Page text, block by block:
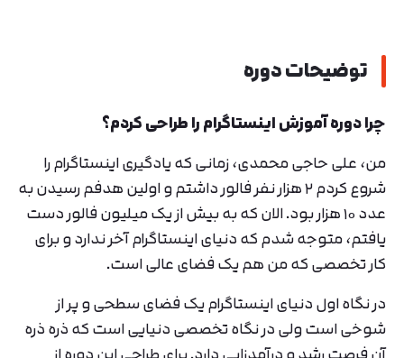
توضیحات دوره
چرا دوره آموزش اینستاگرام را طراحی کردم؟
من، علی حاجی محمدی، زمانی که یادگیری اینستاگرام را
شروع کردم ۲ هزار نفر فالور داشتم و اولین هدفم رسیدن به
عدد ۱۰ هزار بود. الان که به بیش از یک میلیون فالور دست
یافتم، متوجه شدم که دنیای اینستاگرام آخر ندارد و برای
کار تخصصی که من هم یک فضای عالی است.
در نگاه اول دنیای اینستاگرام یک فضای سطحی و پر از
شوخی است ولی در نگاه تخصصی دنیایی است که ذره ذره